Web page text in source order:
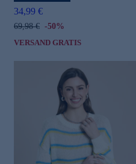
34,99 €
69,98 € -50%
VERSAND GRATIS